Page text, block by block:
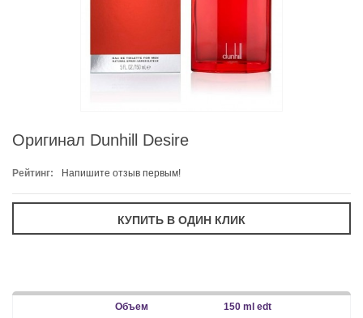
Оригинал Dunhill Desire
Рейтинг: Напишите отзыв первым!
150 ml edt